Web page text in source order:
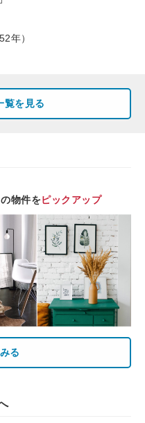
年）
覧を見る
物件をピックアップ
る